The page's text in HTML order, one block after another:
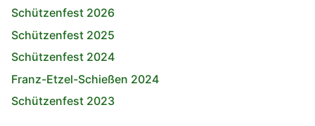
Schützenfest 2026
Schützenfest 2025
Schützenfest 2024
Franz-Etzel-Schießen 2024
Schützenfest 2023